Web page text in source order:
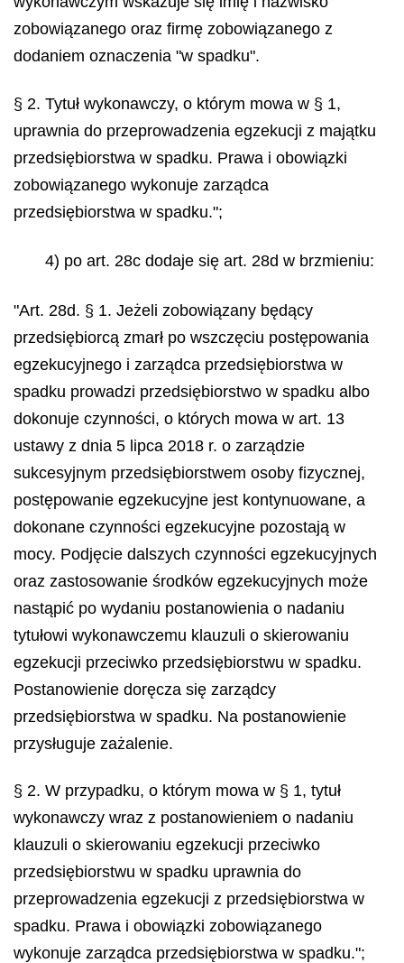
zobowiązanego oraz firmę zobowiązanego z
dodaniem oznaczenia "w spadku".
§ 2. Tytuł wykonawczy, o którym mowa w § 1,
uprawnia do przeprowadzenia egzekucji z majątku
przedsiębiorstwa w spadku. Prawa i obowiązki
zobowiązanego wykonuje zarządca
przedsiębiorstwa w spadku.";
4) po art. 28c dodaje się art. 28d w brzmieniu:
"Art. 28d. § 1. Jeżeli zobowiązany będący
przedsiębiorcą zmarł po wszczęciu postępowania
egzekucyjnego i zarządca przedsiębiorstwa w
spadku prowadzi przedsiębiorstwo w spadku albo
dokonuje czynności, o których mowa w art. 13
ustawy z dnia 5 lipca 2018 r. o zarządzie
sukcesyjnym przedsiębiorstwem osoby fizycznej,
postępowanie egzekucyjne jest kontynuowane, a
dokonane czynności egzekucyjne pozostają w
mocy. Podjęcie dalszych czynności egzekucyjnych
oraz zastosowanie środków egzekucyjnych może
nastąpić po wydaniu postanowienia o nadaniu
tytułowi wykonawczemu klauzuli o skierowaniu
egzekucji przeciwko przedsiębiorstwu w spadku.
Postanowienie doręcza się zarządcy
przedsiębiorstwa w spadku. Na postanowienie
przysługuje zażalenie.
§ 2. W przypadku, o którym mowa w § 1, tytuł
wykonawczy wraz z postanowieniem o nadaniu
klauzuli o skierowaniu egzekucji przeciwko
przedsiębiorstwu w spadku uprawnia do
przeprowadzenia egzekucji z przedsiębiorstwa w
spadku. Prawa i obowiązki zobowiązanego
wykonuje zarządca przedsiębiorstwa w spadku.";